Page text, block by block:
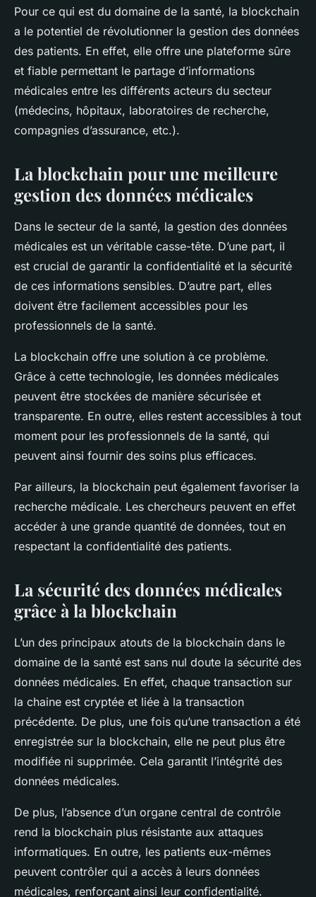
Pour ce qui est du domaine de la santé, la blockchain
a le potentiel de révolutionner la gestion des données
des patients. En effet, elle offre une plateforme sûre
et fiable permettant le partage d’informations
médicales entre les différents acteurs du secteur
(médecins, hôpitaux, laboratoires de recherche,
compagnies d’assurance, etc.).
La blockchain pour une meilleure
gestion des données médicales
Dans le secteur de la santé, la gestion des données
médicales est un véritable casse-tête. D’une part, il
est crucial de garantir la confidentialité et la sécurité
de ces informations sensibles. D’autre part, elles
doivent être facilement accessibles pour les
professionnels de la santé.
La blockchain offre une solution à ce problème.
Grâce à cette technologie, les données médicales
peuvent être stockées de manière sécurisée et
transparente. En outre, elles restent accessibles à tout
moment pour les professionnels de la santé, qui
peuvent ainsi fournir des soins plus efficaces.
Par ailleurs, la blockchain peut également favoriser la
recherche médicale. Les chercheurs peuvent en effet
accéder à une grande quantité de données, tout en
respectant la confidentialité des patients.
La sécurité des données médicales
grâce à la blockchain
L’un des principaux atouts de la blockchain dans le
domaine de la santé est sans nul doute la sécurité des
données médicales. En effet, chaque transaction sur
la chaine est cryptée et liée à la transaction
précédente. De plus, une fois qu’une transaction a été
enregistrée sur la blockchain, elle ne peut plus être
modifiée ni supprimée. Cela garantit l’intégrité des
données médicales.
De plus, l’absence d’un organe central de contrôle
rend la blockchain plus résistante aux attaques
informatiques. En outre, les patients eux-mêmes
peuvent contrôler qui a accès à leurs données
médicales, renforçant ainsi leur confidentialité.